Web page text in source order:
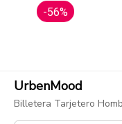
-56%
UrbenMood
Billetera Tarjetero